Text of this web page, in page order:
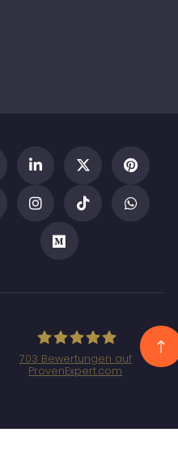
Marketing GmbH
703 Bewertungen auf
ProvenExpert.com